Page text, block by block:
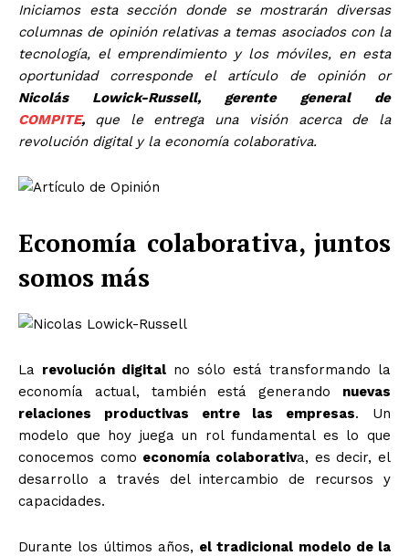
Iniciamos esta sección donde se mostrarán diversas
columnas de opinión relativas a temas asociados con la
tecnología, el emprendimiento y los móviles, en esta
oportunidad corresponde el artículo de opinión or
Nicolás Lowick-Russell, gerente general de
COMPITE, que le entrega una visión acerca de la
revolución digital y la economía colaborativa.
Economía colaborativa, juntos
somos más
La revolución digital no sólo está transformando la
economía actual, también está generando nuevas
relaciones productivas entre las empresas. Un
modelo que hoy juega un rol fundamental es lo que
conocemos como economía colaborativa, es decir, el
desarrollo a través del intercambio de recursos y
capacidades.
Durante los últimos años, el tradicional modelo de la